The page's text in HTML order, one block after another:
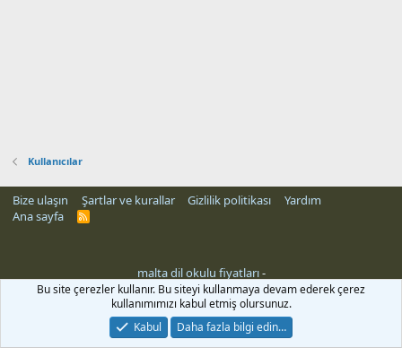
Kullanıcılar
Bize ulaşın Şartlar ve kurallar Gizlilik politikası
Yardım
Ana sayfa
R
malta dil okulu fiyatları-
Bu site çerezler kullanır. Bu siteyi kullanmaya devam ederek çerez
kullanımımızı kabul etmiş olursunuz.
Kabul
Daha fazla bilgi edin…